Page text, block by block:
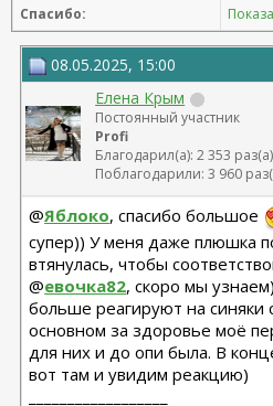
Спасибо:
08.05.2025, 15:00
Елена Крым
Постоянный участник
Profi
Благодарил(а): 2 353 раз(а)
Поблагодарили: 3 960
@Яблоко, спасибо большое
супер)) У меня даже плюшка
втянулась, чтобы
@евочка82, скоро мы
больше реагируют на синяки
основном за здоровье моё
для них и до опи была. В
вот там и увидим реакцию)